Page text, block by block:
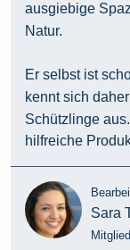
ausgiebige
Natur.
Er selbst ist
kennt sich
Schützlinge
hilfreiche
Sara